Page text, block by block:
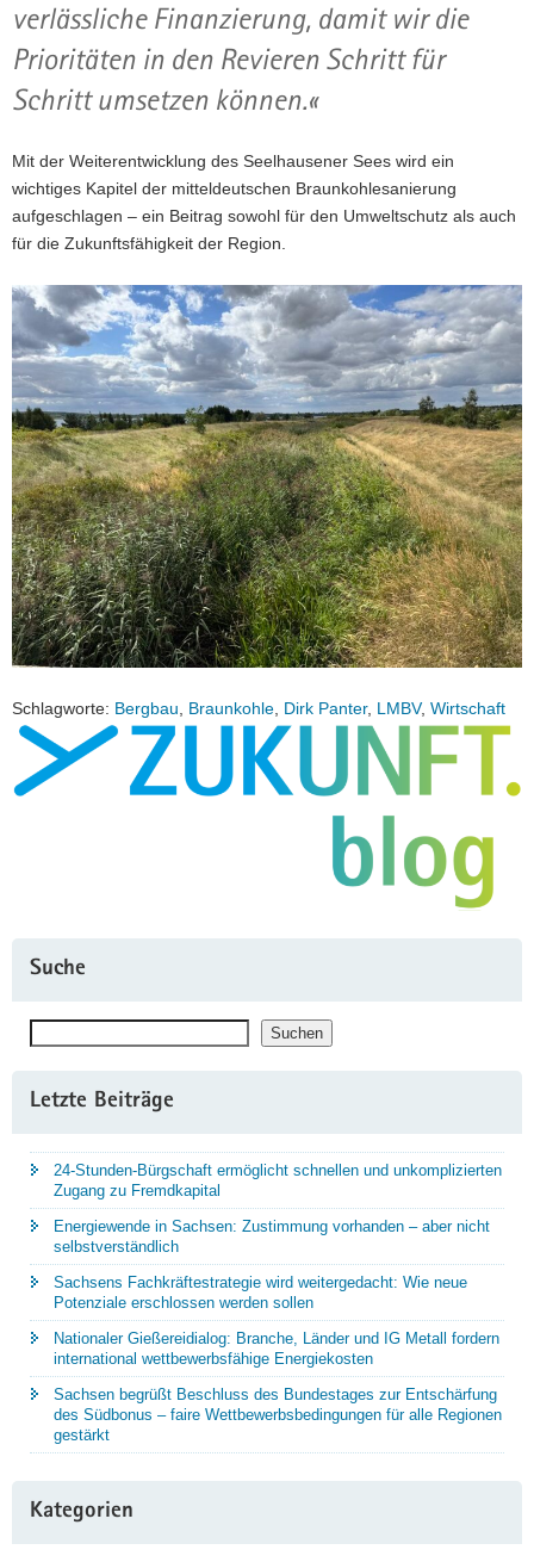
verlässliche Finanzierung, damit wir die
Prioritäten in den Revieren Schritt für
Schritt umsetzen können.«
Mit der Weiterentwicklung des Seelhausener Sees wird ein
wichtiges Kapitel der mitteldeutschen Braunkohlesanierung
aufgeschlagen – ein Beitrag sowohl für den Umweltschutz als auch
für die Zukunftsfähigkeit der Region.
Schlagworte: Bergbau Braunkohle Dirk Panter, LMBV, Wirtschaft
Suche
Suchen Suchen
Letzte Beiträge
24-Stunden-Bürgschaft ermöglicht schnellen und unkomplizierten
Zugang zu Fremdkapital
Energiewende in Sachsen: Zustimmung vorhanden – aber nicht
selbstverständlich
Sachsens Fachkräftestrategie wird weitergedacht: Wie neue
Potenziale erschlossen werden sollen
Nationaler Gießereidialog: Branche, Länder und IG Metall fordern
international wettbewerbsfähige Energiekosten
Sachsen begrüßt Beschluss des Bundestages zur Entschärfung
des Südbonus – faire Wettbewerbsbedingungen für alle Regionen
gestärkt
Kategorien